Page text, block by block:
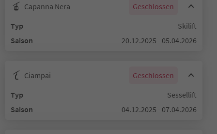
Capanna Nera
Geschlossen
Typ
Skilift
Saison
20.12.2025 - 05.04.2026
Ciampai
Geschlossen
Typ
Sessellift
Saison
04.12.2025 - 07.04.2026